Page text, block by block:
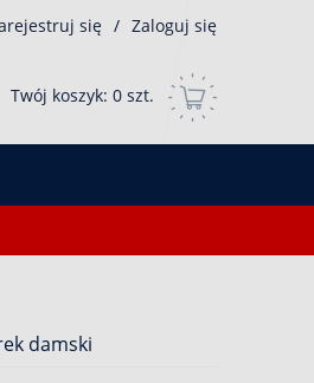
się / Zaloguj się
Twój koszyk: 0 szt.
damski